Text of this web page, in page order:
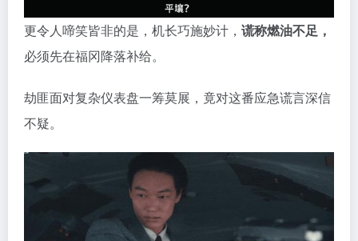
更令人啼笑皆非的是，机长巧施妙计， 谎称燃油不足，
必须先在福冈降落补给。
劫匪面对复杂仪表盘一筹莫展，竟对这番应急谎言深信
不疑。